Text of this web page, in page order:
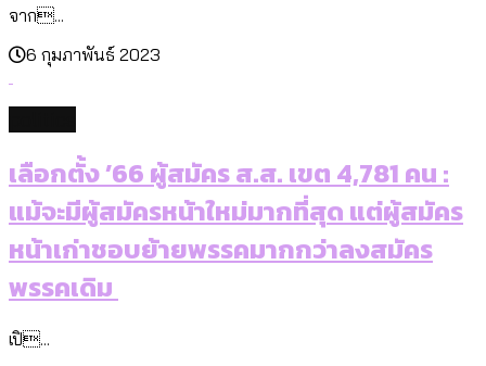
จาก...
6 กุมภาพันธ์ 2023
เลือกตั้ง ’66 ผู้สมัคร ส.ส. เขต 4,781 คน :
แม้จะมีผู้สมัครหน้าใหม่มากที่สุด แต่ผู้สมัคร
หน้าเก่าชอบย้ายพรรคมากกว่าลงสมัคร
พรรคเดิม
เปิ...